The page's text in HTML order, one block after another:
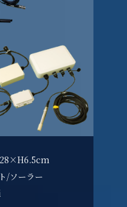
/ソーラー